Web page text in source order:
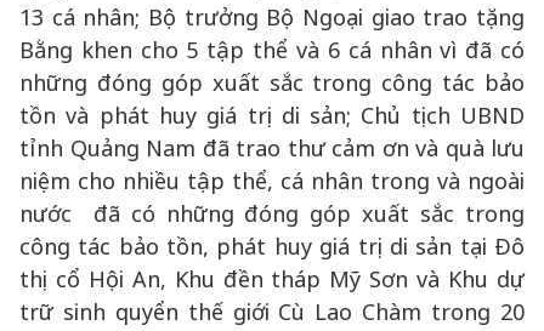
13 cá nhân; Bộ trưởng Bộ Ngoại giao trao tặng
Bằng khen cho 5 tập thể và 6 cá nhân vì đã có
những đóng góp xuất sắc trong công tác bảo
tồn và phát huy giá trị di sản; Chủ tịch UBND
tỉnh Quảng Nam đã trao thư cảm ơn và quà lưu
niệm cho nhiều tập thể, cá nhân trong và ngoài
nước đã có những đóng góp xuất sắc trong
công tác bảo tồn, phát huy giá trị di sản tại Đô
thị cổ Hội An, Khu đền tháp Mỹ Sơn và Khu dự
trữ sinh quyển thế giới Cù Lao Chàm trong 20